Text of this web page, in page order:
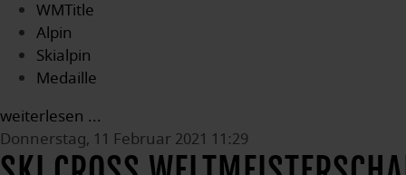
WMTitle
Alpin
Skialpin
Medaille
weiterlesen ...
Donnerstag, 11 Februar 2021 11:29